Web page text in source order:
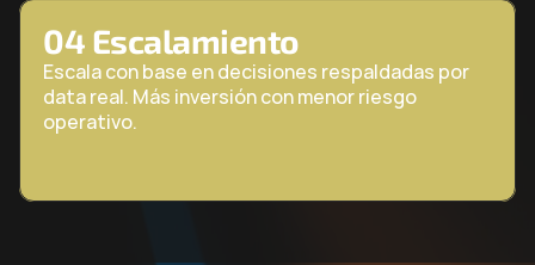
04 Escalamiento
Escala con base en decisiones respaldadas por
data real. Más inversión con menor riesgo
operativo.